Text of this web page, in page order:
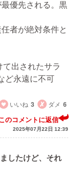
優先される。黒
者が絶対条件と
出されたサラ
ど永遠に不可
いいね 3 ダメ 6
のコメントに返信
2025年07月22日 12:39
したけど、それ